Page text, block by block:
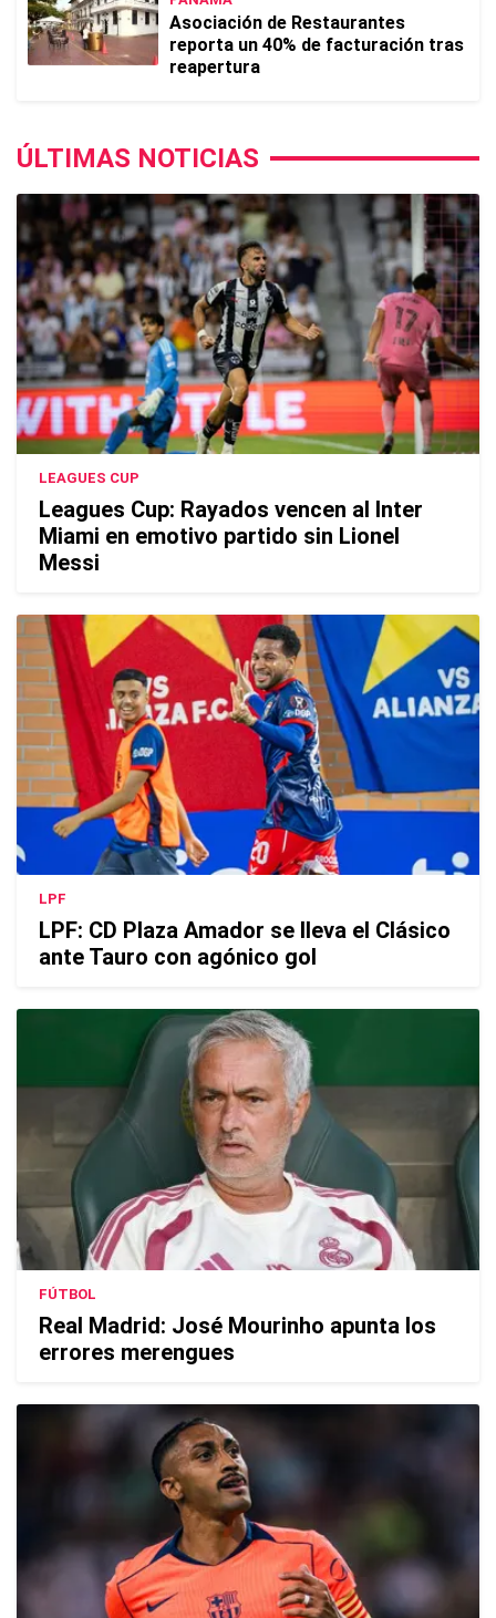
Asociación de Restaurantes
reporta un 40% de facturación tras
reapertura
ÚLTIMAS NOTICIAS
LEAGUES CUP
Leagues Cup: Rayados vencen al Inter
Miami en emotivo partido sin Lionel
Messi
LPF
LPF: CD Plaza Amador se lleva el Clásico
ante Tauro con agónico gol
FÚTBOL
Real Madrid: José Mourinho apunta los
errores merengues